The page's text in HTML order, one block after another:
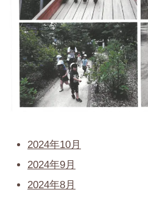
2024年10月
2024年9月
2024年8月